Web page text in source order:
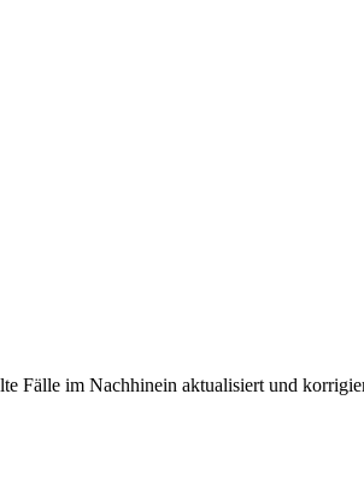
Fälle im Nachhinein aktualisiert und